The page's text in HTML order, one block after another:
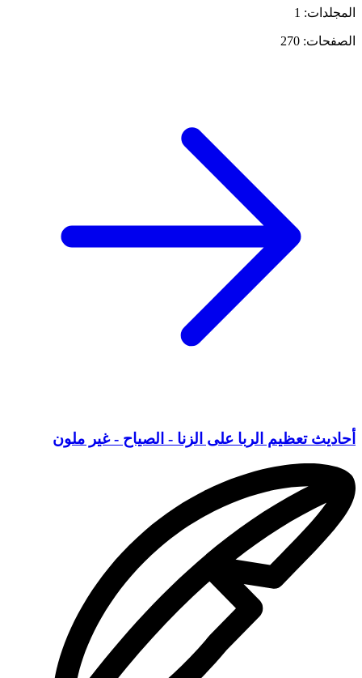
المجلدات: 1
الصفحات: 270
أحاديث تعظيم الربا على الزنا - الصياح - غير ملون